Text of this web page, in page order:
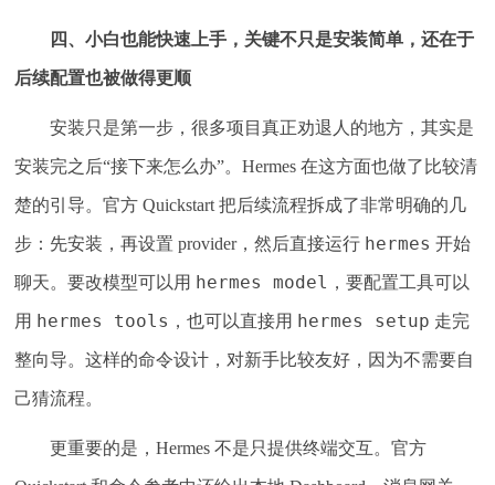
四、小白也能快速上手，关键不只是安装简单，还在于
后续配置也被做得更顺
安装只是第一步，很多项目真正劝退人的地方，其实是
安装完之后“接下来怎么办”。Hermes 在这方面也做了比较清
楚的引导。官方 Quickstart 把后续流程拆成了非常明确的几
步：先安装，再设置 provider，然后直接运行 hermes 开始
聊天。要改模型可以用 hermes model ，要配置工具可以
用 hermes tools ，也可以直接用 hermes setup 走完
整向导。这样的命令设计，对新手比较友好，因为不需要自
己猜流程。
更重要的是，Hermes 不是只提供终端交互。官方